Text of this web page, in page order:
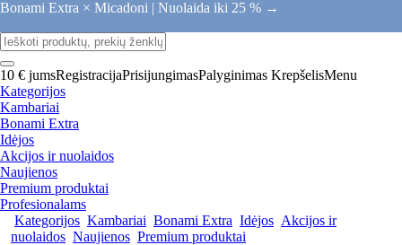
Bonami Extra × Micadoni | Nuolaida iki 25 % →
10 € jumsRegistracijaPrisijungimasPalyginimas KrepšelisMenu
Kategorijos
Kambariai
Bonami Extra
Idėjos
Akcijos ir nuolaidos
Naujienos
Premium produktai
Profesionalams
Kategorijos Kambariai Bonami Extra Idėjos Akcijos ir
nuolaidos Naujienos Premium produktai